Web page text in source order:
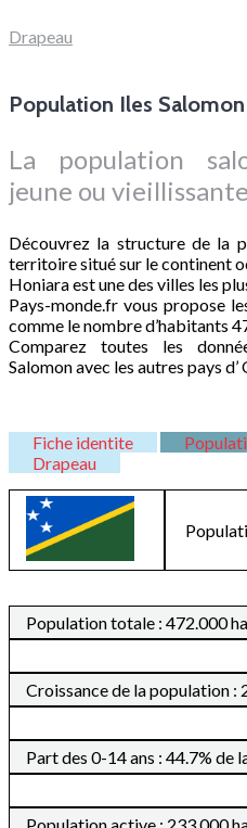
Drapeau
Population Iles Salomon
La population
jeune ou
Découvrez la structure de la
territoire situé sur le continent
Honiara est une des villes les
Pays-monde.fr vous propose
comme le nombre d’habitants
Comparez toutes les
Salomon avec les autres pays d’
Fiche identite
Drapeau
Population totale : 472.000
Croissance de la population :
Part des 0-14 ans : 44.7% de